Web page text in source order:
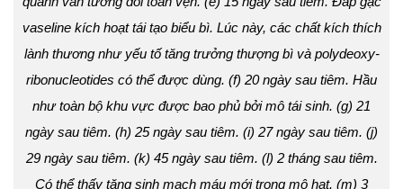
vaseline kích hoạt tái tạo biểu bì. Lúc này, các chất kích thích
lành thương như yếu tố tăng trưởng thượng bì và polydeoxy-
ribonucleotides có thể được dùng. (f) 20 ngày sau tiêm. Hầu
như toàn bộ khu vực được bao phủ bởi mô tái sinh. (g) 21
ngày sau tiêm. (h) 25 ngày sau tiêm. (i) 27 ngày sau tiêm. (j)
29 ngày sau tiêm. (k) 45 ngày sau tiêm. (l) 2 tháng sau tiêm.
Có thể thấy tăng sinh mạch máu mới trong mô hạt. (m) 3